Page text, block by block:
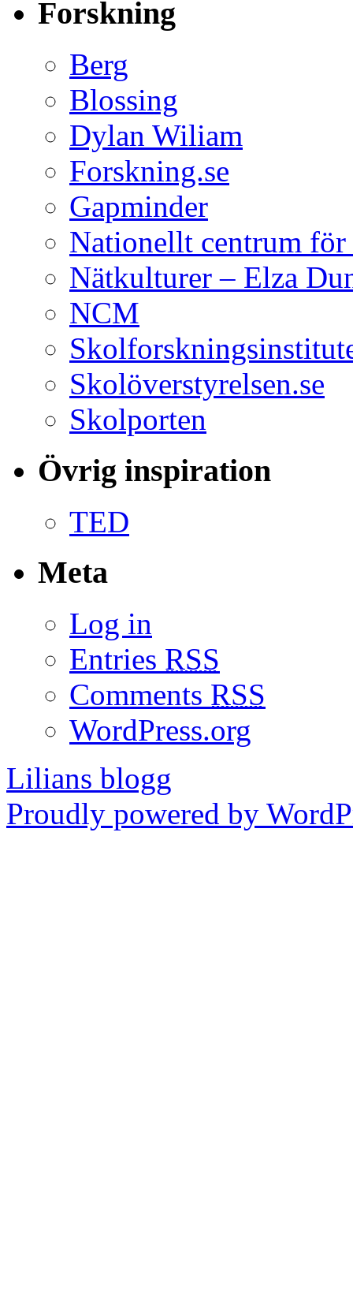
Forskning
Berg
Blossing
Dylan Wiliam
Forskning.se
Gapminder
Nationellt centrum för
Nätkulturer – Elza
NCM
Skolöverstyrelsen.se
Skolporten
Övrig inspiration
TED
Meta
Log in
Entries RSS
Comments RSS
WordPress.org
Lilians blogg
Proudly powered by